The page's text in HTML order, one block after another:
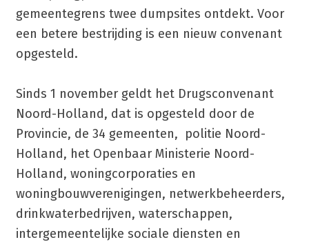
gemeentegrens twee dumpsites ontdekt. Voor
een betere bestrijding is een nieuw convenant
opgesteld.
Sinds 1 november geldt het Drugsconvenant
Noord-Holland, dat is opgesteld door de
Provincie, de 34 gemeenten, politie Noord-
Holland, het Openbaar Ministerie Noord-
Holland, woningcorporaties en
woningbouwverenigingen, netwerkbeheerders,
drinkwaterbedrijven, waterschappen,
intergemeentelijke sociale diensten en